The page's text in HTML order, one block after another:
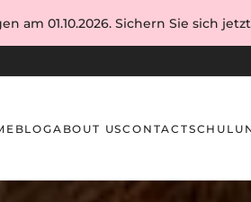
BLOGABOUT USCONTACT
am 01.10.2026. Sichern Sie sich